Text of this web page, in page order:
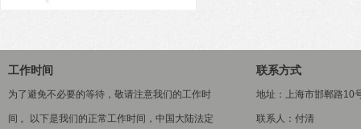
工作时间
为了避免不必要的等待，敬请注意我们的工作时
间 。以下是我们的正常工作时间，中国大陆法定
联系方式
地址：上海市邯郸路10
联系人：付清